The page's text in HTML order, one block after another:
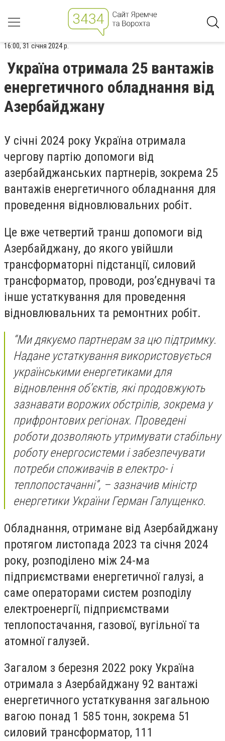
16:00, 31 січня 2024 р.
Україна отримала 25 вантажів
енергетичного обладнання від
Азербайджану
У січні 2024 року Україна отримала
чергову партію допомоги від
азербайджанських партнерів, зокрема 25
вантажів енергетичного обладнання для
проведення відновлювальних робіт.
Це вже четвертий транш допомоги від
Азербайджану, до якого увійшли
трансформаторні підстанції, силовий
трансформатор, проводи, роз’єднувачі та
інше устаткування для проведення
відновлювальних та ремонтних робіт.
“Ми дякуємо партнерам за цю підтримку.
Надане устаткування використовується
українськими енергетиками для
відновлення об’єктів, які продовжують
зазнавати ворожих обстрілів, зокрема у
прифронтових регіонах. Проведені
роботи дозволяють утримувати стабільну
роботу енергосистеми і забезпечувати
потреби споживачів в електро- і
теплопостачанні”, – зазначив міністр
енергетики України Герман Галущенко.
Обладнання, отримане від Азербайджану
протягом листопада 2023 та січня 2024
року, розподілено між 24-ма
підприємствами енергетичної галузі, а
саме операторами систем розподілу
електроенергії, підприємствами
теплопостачання, газової, вугільної та
атомної галузей.
Загалом з березня 2022 року Україна
отримала з Азербайджану 92 вантажі
енергетичного устаткування загальною
вагою понад 1 585 тонн, зокрема 51
силовий трансформатор, 111